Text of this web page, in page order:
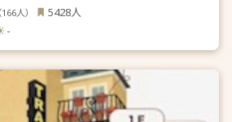
（166人） 5428人
-